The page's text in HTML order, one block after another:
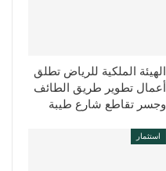
الهيئة الملكية للرياض تطلق
أعمال تطوير طريق الطائف
وجسر تقاطع شارع طيبة
استثمار